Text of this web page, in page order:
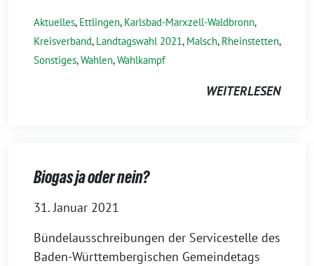
Aktuelles, Ettlingen, Karlsbad-Marxzell-Waldbronn,
Kreisverband, Landtagswahl 2021, Malsch, Rheinstetten,
Sonstiges,Wahlen,Wahlkampf
WEITERLESEN
Biogas ja oder nein?
31. Januar 2021
Bündelausschreibungen der Servicestelle des
Baden-Württembergischen Gemeindetags